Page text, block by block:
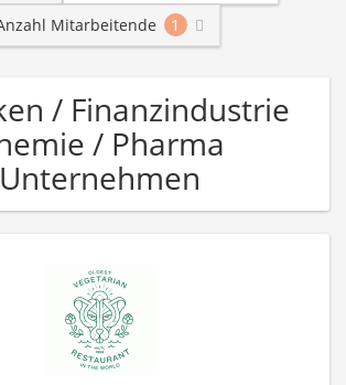
Mitarbeitende
1
/ Finanzindustrie
/ Pharma
Unternehmen